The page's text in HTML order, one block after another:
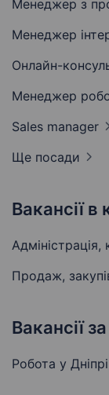
Менеджер з
Менеджер
Онлайн-
Менеджер
Sales manager
Ще посади
Вакансії в
Адмiнiстрацiя,
Продаж,
Вакансії
Робота у Дніпрі